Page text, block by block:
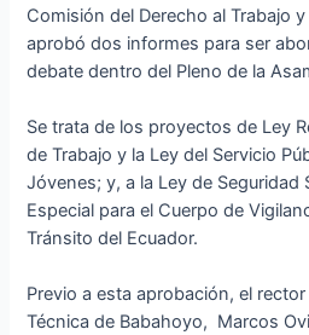
Comisión del Derecho al Trabajo
aprobó dos informes para ser
debate dentro del Pleno de la
Se trata de los proyectos de Ley
de Trabajo y la Ley del Servicio
Jóvenes; y, a la Ley de Seguridad
Especial para el Cuerpo de
Tránsito del Ecuador.
Previo a esta aprobación, el
Técnica de Babahoyo, Marcos